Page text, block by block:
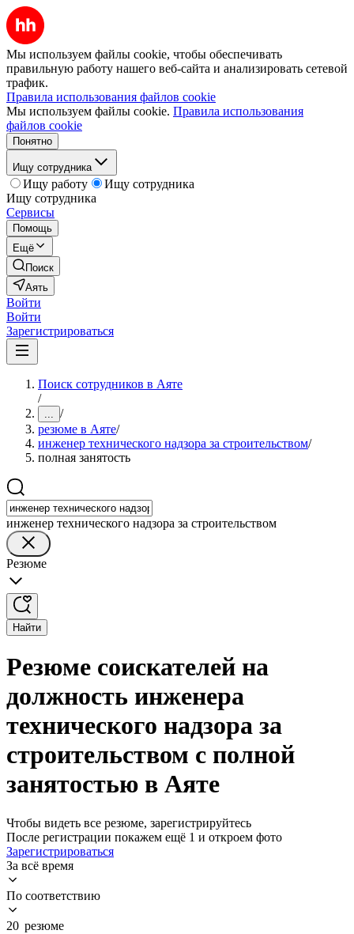
Мы используем файлы cookie, чтобы обеспечивать
правильную работу нашего веб-сайта и анализировать сетевой
трафик.
Правила использования файлов cookie
Мы используем файлы cookie. Правила использования
файлов cookie
Понятно
Ищу сотрудника
Ищу работу
Ищу сотрудника
Ищу сотрудника
Сервисы
Помощь
Ещё
Поиск
Аять
Войти
Войти
Зарегистрироваться
Поиск сотрудников в Аяте
/
... /
резюме в Аяте/
инженер технического надзора за строительством/
полная занятость
инженер технического надзора за строительством
Резюме
Найти
Резюме соискателей на
должность инженера
технического надзора за
строительством с полной
занятостью в Аяте
Чтобы видеть все резюме, зарегистрируйтесь
После регистрации покажем ещё 1 и откроем фото
Зарегистрироваться
За всё время
По соответствию
20 резюме